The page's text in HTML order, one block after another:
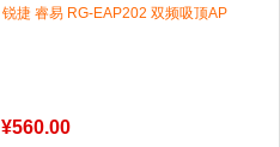
锐捷 睿易 RG-EAP202 双频吸顶AP
¥560.00